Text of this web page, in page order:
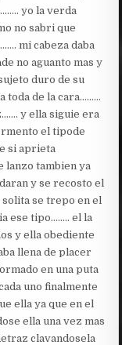
yo la verda
no sabri que
mi cabeza daba
no aguanto mas y
duro de su
toda de la cara………
y ella siguie era
el tipode
si aprieta
lanzo tambien ya
y se recosto el
solita se trepo en el
ese tipo…….. el la
y ella obediente
llena de placer
en una puta
uno finalmente
ella ya que en el
ella una vez mas
clavandosela